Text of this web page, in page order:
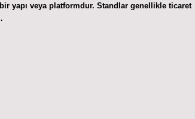
yapı veya platformdur. Standlar genellikle ticaret